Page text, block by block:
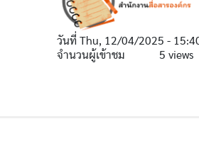
วันที่Thu, 12/04/2025 -
จำนวนผู้เข้าชม
5 views